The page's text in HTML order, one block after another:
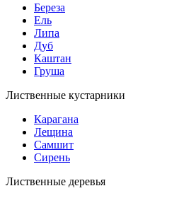
Береза
Ель
Липа
Дуб
Каштан
Груша
Лиственные кустарники
Карагана
Лещина
Самшит
Сирень
Лиственные деревья